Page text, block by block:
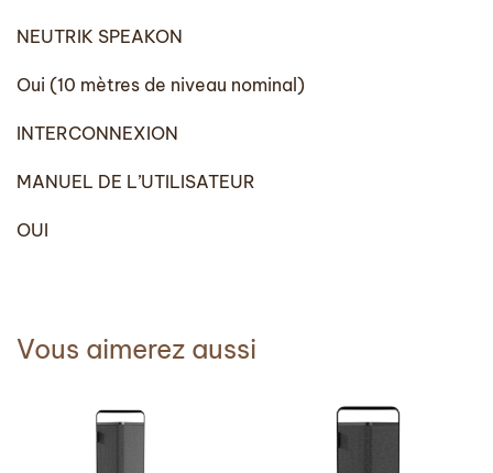
NEUTRIK SPEAKON
Oui (10 mètres de niveau nominal)
INTERCONNEXION
MANUEL DE L’UTILISATEUR
OUI
Vous aimerez aussi